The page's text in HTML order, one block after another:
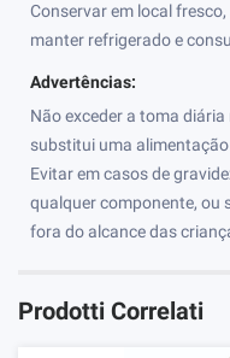
Conservar em local
manter refrigerado e
Advertências:
Não exceder a toma
substitui uma
Evitar em casos de
qualquer componente, ou
fora do alcance das
Prodotti Correlati